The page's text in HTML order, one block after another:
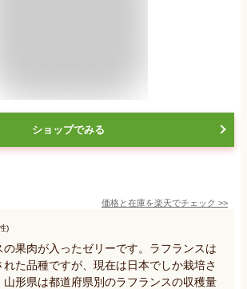
ショップでみる
価格と在庫を楽天でチェック >>
)
の果肉が入ったゼリーです。ラフランスは
た品種ですが、現在は日本でしか栽培さ
山形県は都道府県別のラフランスの収穫量